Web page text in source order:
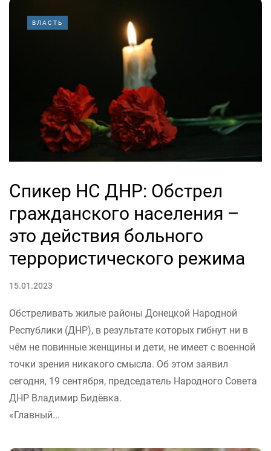
ВЛАСТЬ
Спикер НС ДНР: Обстрел
гражданского населения –
это действия больного
террористического режима
15.01.2023
Обстреливать жилые районы Донецкой Народной
Республики (ДНР), в результате которых гибнут ни в
чём не повинные женщины и дети, не имеет с военной
точки зрения никакого смысла. Об этом заявил
сегодня, 19 сентября, председатель Народного Совета
ДНР Владимир Бидёвка.
«Главный...